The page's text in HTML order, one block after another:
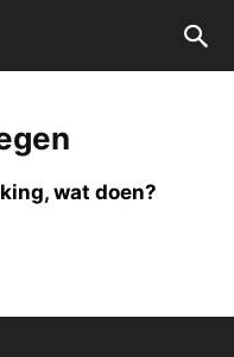
wat doen?